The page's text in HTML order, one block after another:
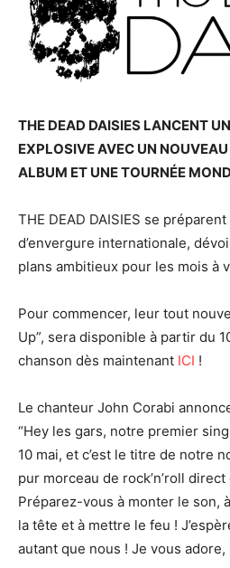
THE DEAD DAISIES LANCENT
EXPLOSIVE AVEC UN
ALBUM ET UNE TOURNÉE
THE DEAD DAISIES se
d’envergure internationale,
plans ambitieux pour les mois à
Pour commencer, leur tout
Up”, sera disponible à partir du
chanson dès maintenant ICI !
Le chanteur John Corabi
“Hey les gars, notre premier
10 mai, et c’est le titre de notre
pur morceau de rock’n’roll
Préparez-vous à monter le son,
la tête et à mettre le feu !
autant que nous ! Je vous adore,